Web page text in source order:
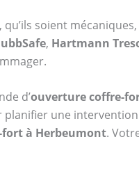
soient
, Hartmann
d’ouverture coffre-
une
à Herbeumont.